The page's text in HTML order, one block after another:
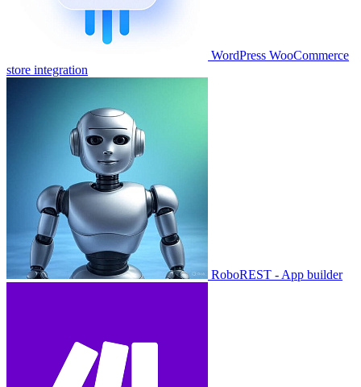
WordPress WooCommerce
store integration
RoboREST - App builder